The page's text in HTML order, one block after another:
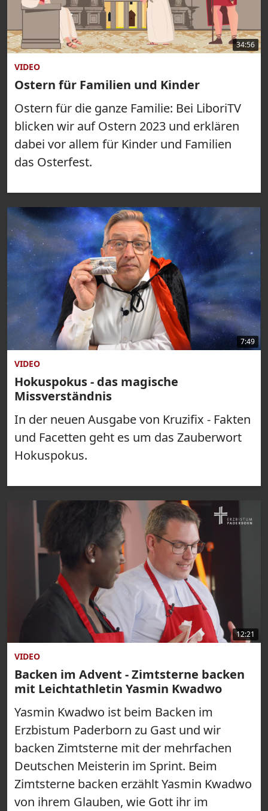
34:56
VIDEO
Ostern für Familien und Kinder
Ostern für die ganze Familie: Bei LiboriTV
blicken wir auf Ostern 2023 und erklären
dabei vor allem für Kinder und Familien
das Osterfest.
7:49
VIDEO
Hokuspokus - das magische
Missverständnis
In der neuen Ausgabe von Kruzifix - Fakten
und Facetten geht es um das Zauberwort
Hokuspokus.
12:21
VIDEO
Backen im Advent - Zimtsterne backen
mit Leichtathletin Yasmin Kwadwo
Yasmin Kwadwo ist beim Backen im
Erzbistum Paderborn zu Gast und wir
backen Zimtsterne mit der mehrfachen
Deutschen Meisterin im Sprint. Beim
Zimtsterne backen erzählt Yasmin Kwadwo
von ihrem Glauben, wie Gott ihr im